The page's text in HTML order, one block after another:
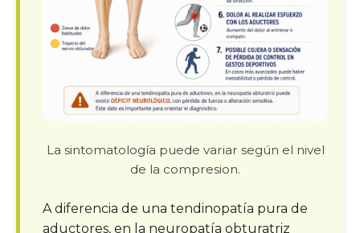
La sintomatología puede variar según el nivel
de la compresion.
A diferencia de una tendinopatía pura de
aductores, en la neuropatía obturatriz